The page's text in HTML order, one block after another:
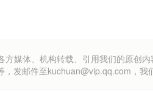
媒体、机构转载、引用我们的原创
发邮件至kuchuan@vip.qq.com，我